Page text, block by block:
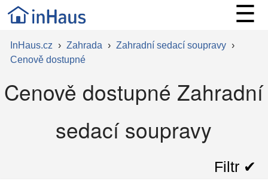
☰
InHaus.cz › Zahrada › Zahradní sedací soupravy ›
Cenově dostupné
Cenově dostupné Zahradní
sedací soupravy
Filtr ✔︎